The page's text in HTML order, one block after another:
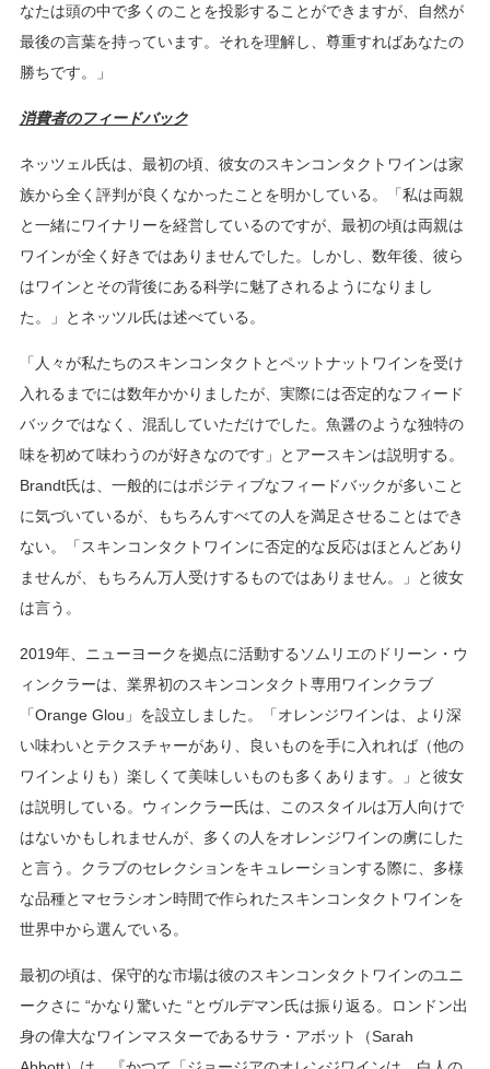
なたは頭の中で多くのことを投影することができますが、自然が
最後の言葉を持っています。それを理解し、尊重すればあなたの
勝ちです。」
消費者のフィードバック
ネッツェル氏は、最初の頃、彼女のスキンコンタクトワインは家
族から全く評判が良くなかったことを明かしている。「私は両親
と一緒にワイナリーを経営しているのですが、最初の頃は両親は
ワインが全く好きではありませんでした。しかし、数年後、彼ら
はワインとその背後にある科学に魅了されるようになりまし
た。」とネッツル氏は述べている。
「人々が私たちのスキンコンタクトとペットナットワインを受け
入れるまでには数年かかりましたが、実際には否定的なフィード
バックではなく、混乱していただけでした。魚醤のような独特の
味を初めて味わうのが好きなのです」とアースキンは説明する。
Brandt氏は、一般的にはポジティブなフィードバックが多いこと
に気づいているが、もちろんすべての人を満足させることはでき
ない。「スキンコンタクトワインに否定的な反応はほとんどあり
ませんが、もちろん万人受けするものではありません。」と彼女
は言う。
2019年、ニューヨークを拠点に活動するソムリエのドリーン・ウ
ィンクラーは、業界初のスキンコンタクト専用ワインクラブ
「Orange Glou」を設立しました。「オレンジワインは、より深
い味わいとテクスチャーがあり、良いものを手に入れれば（他の
ワインよりも）楽しくて美味しいものも多くあります。」と彼女
は説明している。ウィンクラー氏は、このスタイルは万人向けで
はないかもしれませんが、多くの人をオレンジワインの虜にした
と言う。クラブのセレクションをキュレーションする際に、多様
な品種とマセラシオン時間で作られたスキンコンタクトワインを
世界中から選んでいる。
最初の頃は、保守的な市場は彼のスキンコンタクトワインのユニ
ークさに “かなり驚いた “とヴルデマン氏は振り返る。ロンドン出
身の偉大なワインマスターであるサラ・アボット（Sarah